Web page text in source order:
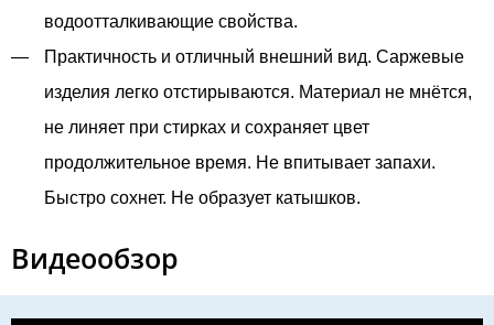
водоотталкивающие свойства.
Практичность и отличный внешний вид. Саржевые
изделия легко отстирываются. Материал не мнётся,
не линяет при стирках и сохраняет цвет
продолжительное время. Не впитывает запахи.
Быстро сохнет. Не образует катышков.
Видеообзор